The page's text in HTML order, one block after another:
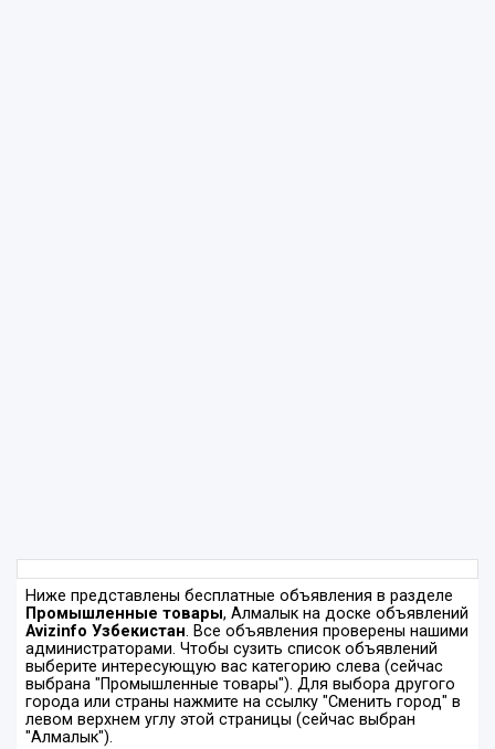
Ниже представлены бесплатные объявления в разделе
Промышленные товары, Алмалык на доске объявлений
Avizinfo Узбекистан. Все объявления проверены нашими
администраторами. Чтобы сузить список объявлений
выберите интересующую вас категорию слева (сейчас
выбрана "Промышленные товары"). Для выбора другого
города или страны нажмите на ссылку "Сменить город" в
левом верхнем углу этой страницы (сейчас выбран
"Алмалык").